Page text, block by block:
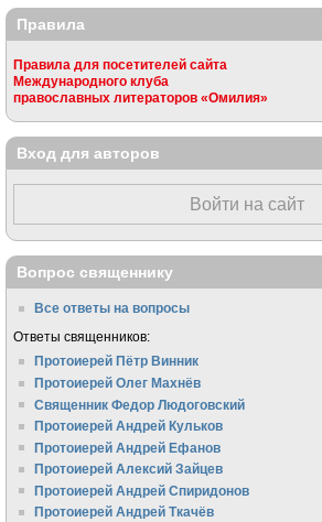
Правила
Правила для посетителей сайта
Международного клуба
православных литераторов «Омилия»
Вход для авторов
Войти на сайт
Вопрос священнику
Все ответы на вопросы
Ответы священников:
Протоиерей Пётр Винник
Протоиерей Олег Махнёв
Священник Федор Людоговский
Протоиерей Андрей Кульков
Протоиерей Андрей Ефанов
Протоиерей Алексий Зайцев
Протоиерей Андрей Спиридонов
Протоиерей Андрей Ткачёв